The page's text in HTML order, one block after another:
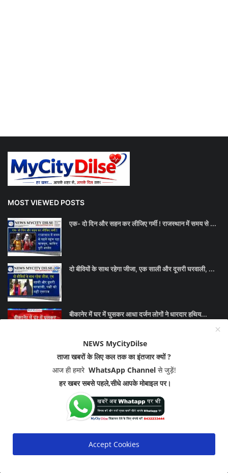
MOST VIEWED POSTS
एक- दो दिन और सहन कर लीजिए गर्मी ! राजस्थान में समय से ...
दो बीवियों के साथ रहेगा जीजा, एक साली और दूसरी घरवाली, ...
बीकानेर में घर में घुसकर आधा दर्जन लोगों ने धारदार हथिय...
NEWS MyCityDilse
ताजा खबरों के लिए कल तक का इंतजार क्यों ?
आज ही हमारे WhatsApp Channelसे जुड़ें!
हर खबर सबसे पहले,सीधे आपके मोबाइल पर।
Accept Cookies